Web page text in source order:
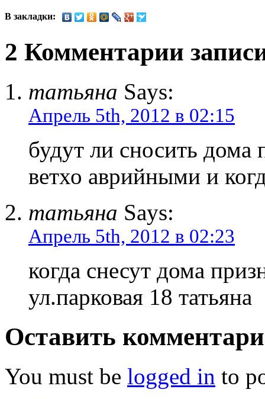
В закладки:
2 Комментарии
татьяна Says:
Апрель 5th, 2012 в 02:15
будут ли сносить дома
ветхо аврийными и
татьяна Says:
Апрель 5th, 2012 в 02:23
когда снесут дома
ул.парковая 18 татьяна
Оставить
You must be logged in to